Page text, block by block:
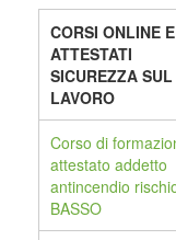
CORSI ONLINE E
ATTESTATI
SICUREZZA SUL
LAVORO
Corso di
attestato addetto
antincendio
BASSO